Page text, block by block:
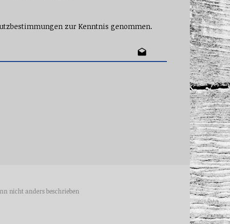
zur Kenntnis genommen.
nicht anders beschrieben